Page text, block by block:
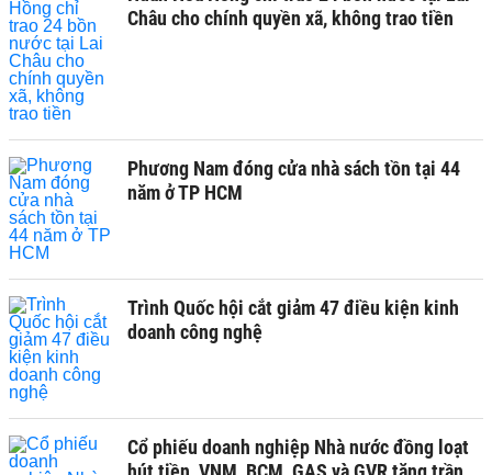
Châu cho chính quyền xã, không trao tiền
Phương Nam đóng cửa nhà sách tồn tại 44
năm ở TP HCM
Trình Quốc hội cắt giảm 47 điều kiện kinh
doanh công nghệ
Cổ phiếu doanh nghiệp Nhà nước đồng loạt